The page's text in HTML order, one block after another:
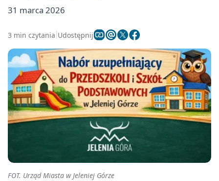
31 marca 2026
3 min czytania Udostępnij
FOT. Urząd Miasta w Jeleniej Górze